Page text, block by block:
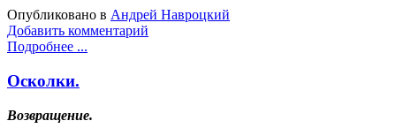
Опубликовано в Андрей Навроцкий
Добавить комментарий
Подробнее ...
Осколки.
Возвращение.